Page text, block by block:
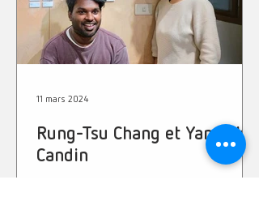
Rung-Tsu Chang et Yannick
Candin
11 mars 2024